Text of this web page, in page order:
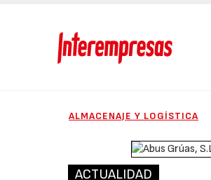
ALMACENAJE Y LOGÍSTICA
ACTUALIDAD